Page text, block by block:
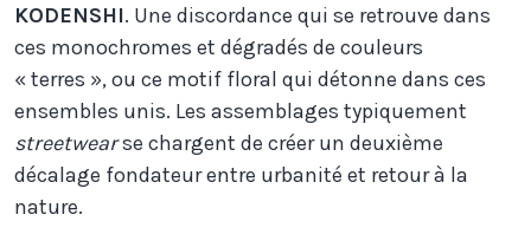
KODENSHI. Une discordance qui se retrouve dans
ces monochromes et dégradés de couleurs
« terres », ou ce motif floral qui détonne dans ces
ensembles unis. Les assemblages typiquement
streetwearse chargent de créer un deuxième
décalage fondateur entre urbanité et retour à la
nature.